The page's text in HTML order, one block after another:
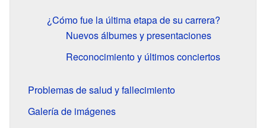
¿Cómo fue la última etapa de su carrera?
Nuevos álbumes y presentaciones
Reconocimiento y últimos conciertos
Problemas de salud y fallecimiento
Galería de imágenes